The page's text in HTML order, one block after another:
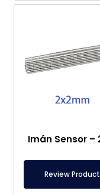
Review Product